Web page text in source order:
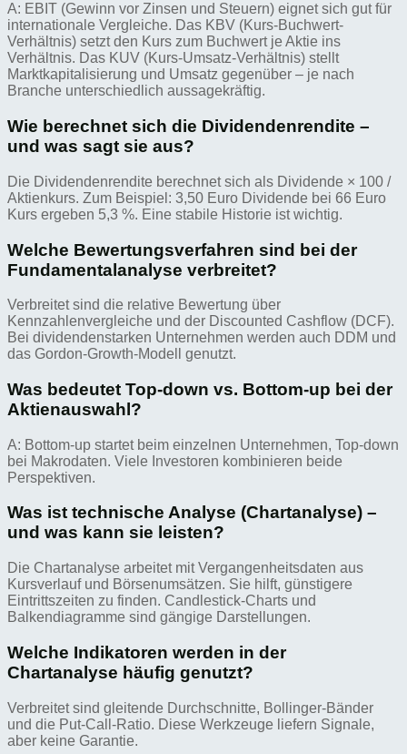
A: EBIT (Gewinn vor Zinsen und Steuern) eignet sich gut für
internationale Vergleiche. Das KBV (Kurs-Buchwert-
Verhältnis) setzt den Kurs zum Buchwert je Aktie ins
Verhältnis. Das KUV (Kurs-Umsatz-Verhältnis) stellt
Marktkapitalisierung und Umsatz gegenüber – je nach
Branche unterschiedlich aussagekräftig.
Wie berechnet sich die Dividendenrendite –
und was sagt sie aus?
Die Dividendenrendite berechnet sich als Dividende × 100 /
Aktienkurs. Zum Beispiel: 3,50 Euro Dividende bei 66 Euro
Kurs ergeben 5,3 %. Eine stabile Historie ist wichtig.
Welche Bewertungsverfahren sind bei der
Fundamentalanalyse verbreitet?
Verbreitet sind die relative Bewertung über
Kennzahlenvergleiche und der Discounted Cashflow (DCF).
Bei dividendenstarken Unternehmen werden auch DDM und
das Gordon-Growth-Modell genutzt.
Was bedeutet Top-down vs. Bottom-up bei der
Aktienauswahl?
A: Bottom-up startet beim einzelnen Unternehmen, Top-down
bei Makrodaten. Viele Investoren kombinieren beide
Perspektiven.
Was ist technische Analyse (Chartanalyse) –
und was kann sie leisten?
Die Chartanalyse arbeitet mit Vergangenheitsdaten aus
Kursverlauf und Börsenumsätzen. Sie hilft, günstigere
Eintrittszeiten zu finden. Candlestick-Charts und
Balkendiagramme sind gängige Darstellungen.
Welche Indikatoren werden in der
Chartanalyse häufig genutzt?
Verbreitet sind gleitende Durchschnitte, Bollinger‑Bänder
und die Put‑Call‑Ratio. Diese Werkzeuge liefern Signale,
aber keine Garantie.